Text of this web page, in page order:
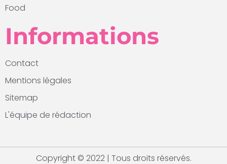
Food
Informations
Contact
Mentions légales
Sitemap
L'équipe de rédaction
Copyright © 2022 | Tous droits réservés.